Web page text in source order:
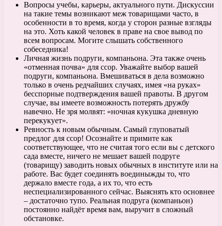
Вопросы учебы, карьеры, актуального пути. Дискуссии
на такие темы возникают меж товарищами часто, в
особенности в то время, когда у сторон разные взгляды
на это. Хоть какой человек в праве на свое вывод по
всем вопросам. Могите слышать собственного
собеседника!
Личная жизнь подруги, компаньона. Эта также очень
«отменная почва» для ссор. Уважайте выбор вашей
подруги, компаньона. Вмешиваться в дела возможно
только в очень редчайших случаях, имея «на руках»
бесспорные подтверждения вашей правоты. В другом
случае, вы имеете возможность потерять дружбу
навечно. Не зря молвят: «ночная кукушка дневную
перекукует».
Ревность к новым обычным. Самый глуповатый
предлог для ссор! Осознайте и примите как
соответствующее, что не считая того если вы с детского
сада вместе, ничего не мешает вашей подруге
(товарищу) заводить новых обычных в институте или на
работе. Вас будет соединять воединыжды то, что
держало вместе года, а их то, что есть
неспециализированного сейчас. Выяснять кто основнее
– достаточно тупо. Реальная подруга (компаньон)
постоянно найдёт время вам, выручит в сложный
обстановке.